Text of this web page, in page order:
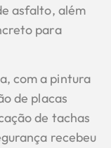
asfalto, além
para
com a pintura
de placas
de tachas
recebeu